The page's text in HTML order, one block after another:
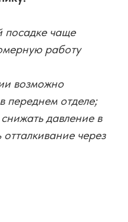
посадке чаще
работу
возможно
переднем отделе;
давление в
через